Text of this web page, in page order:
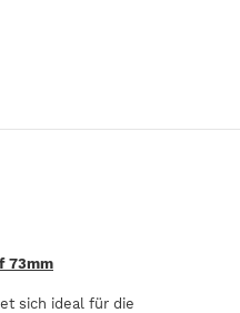
73mm
sich ideal für die